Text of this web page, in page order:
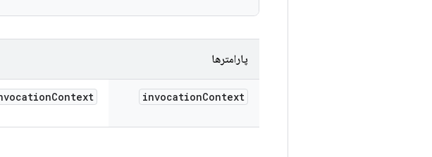
پارامترها
invocationContext
Context